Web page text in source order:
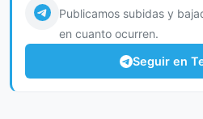
Publicamos subidas y
en cuanto ocurren.
Seguir en